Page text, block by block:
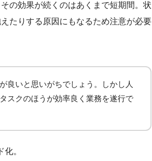
の効果が続くのはあくまで短期間。状
たりする原因にもなるため注意が必要
良いと思いがちでしょう。しかし人
スクのほうが効率良く業務を遂行で
。